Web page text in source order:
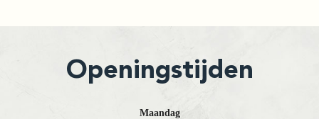
Openingstijden
Maandag